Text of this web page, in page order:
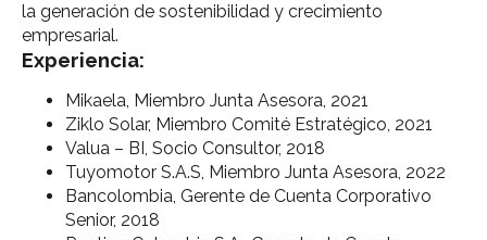
la generación de sostenibilidad y crecimiento
empresarial.
Experiencia:
Mikaela, Miembro Junta Asesora, 2021
Ziklo Solar, Miembro Comité Estratégico, 2021
Valua – BI, Socio Consultor, 2018
Tuyomotor S.A.S, Miembro Junta Asesora, 2022
Bancolombia, Gerente de Cuenta Corporativo
Senior, 2018